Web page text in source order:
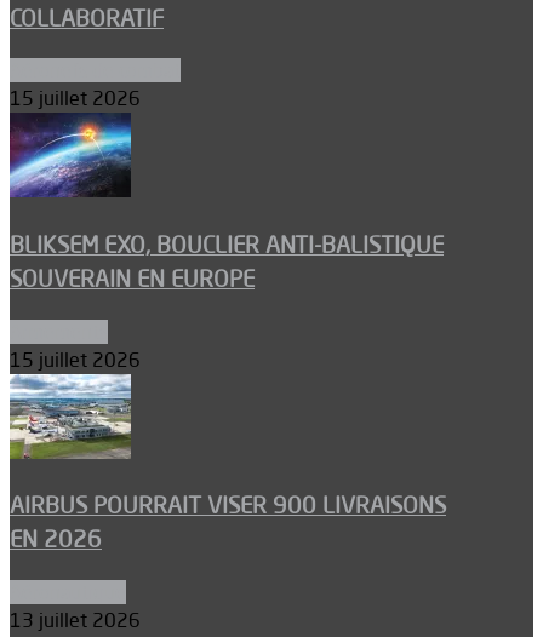
COLLABORATIF
15 juillet 2026
BLIKSEM EXO, BOUCLIER ANTI-BALISTIQUE
SOUVERAIN EN EUROPE
15 juillet 2026
AIRBUS POURRAIT VISER 900 LIVRAISONS
EN 2026
13 juillet 2026